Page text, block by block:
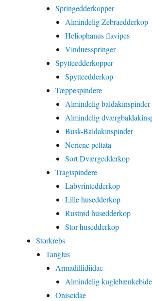
Springedderkopper
Almindelig Zebraedderkop
Heliophanus flavipes
Vinduesspringer
Spytteedderkopper
Spytteedderkop
Tæppespindere
Almindelig baldakinspinder
Almindelig
Busk-Baldakinspinder
Neriene peltata
Sort Dværgedderkop
Tragtspindere
Labyrintedderkop
Lille husedderkop
Rustrød husedderkop
Stor husedderkop
Storkrebs
Tanglus
Armadillidiidae
Almindelig
Oniscidae